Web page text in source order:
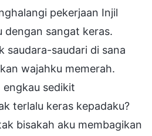
pekerjaan Injil
dengan sangat keras.
saudara-saudari di sana
wajahku memerah.
engkau sedikit
terlalu keras kepadaku?
bisakah aku membagikan